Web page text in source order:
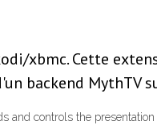
xbmc. Cette
backend MythTV
and controls the